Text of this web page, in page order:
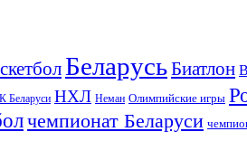
БеларусьБиатлон
Беларуси НХЛ Неман Олимпийские игры
чемпионат Беларуси